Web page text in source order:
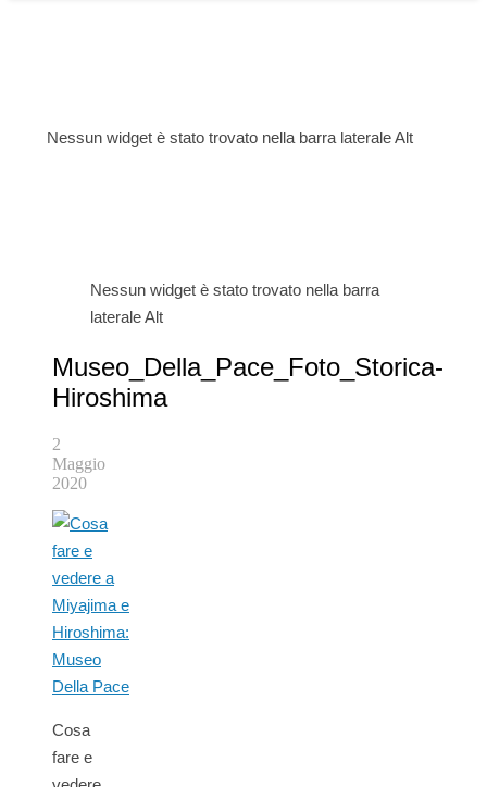
Nessun widget è stato trovato nella barra laterale Alt
Nessun widget è stato trovato nella barra
laterale Alt
Museo_Della_Pace_Foto_Storica-
Hiroshima
2
Maggio
2020
Cosa
fare e